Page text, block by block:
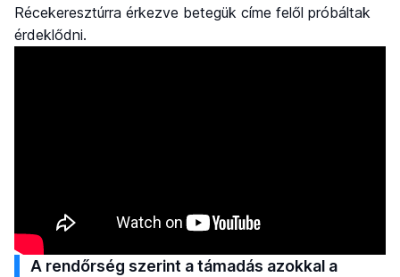
Récekeresztúrra érkezve betegük címe felől próbáltak
érdeklődni.
A rendőrség szerint a támadás azokkal a